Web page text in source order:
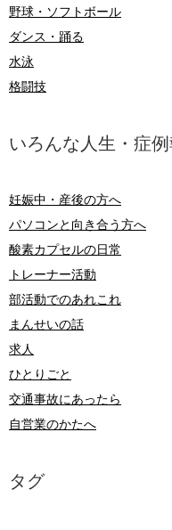
野球・ソフトボール
ダンス・踊る
水泳
格闘技
いろんな人生・症
妊娠中・産後の方へ
パソコンと向き合う方へ
酸素カプセルの日常
トレーナー活動
部活動でのあれこれ
まんせいの話
求人
ひとりごと
交通事故にあったら
自営業のかたへ
タグ